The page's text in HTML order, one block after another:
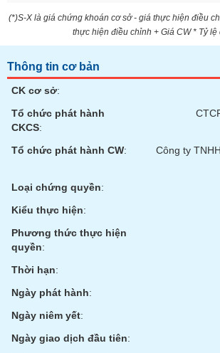
(*)S-X là giá chứng khoán cơ sở - giá thực hiện điều
thực hiện điều chỉnh + Giá CW * Tỷ
Thông tin cơ bản
CK cơ sở:
Tổ chức phát hành
CKCS:
Tổ chức phát hành CW:
Công ty
Loại chứng quyền:
Kiểu thực hiện:
Phương thức thực hiện
quyền:
Thời hạn:
Ngày phát hành:
Ngày niêm yết:
Ngày giao dịch đầu tiên:
Tin
Bài
viết
của
tác
giả
(-)
Báo
phân
(-)
ngữ
(-)
Dịch